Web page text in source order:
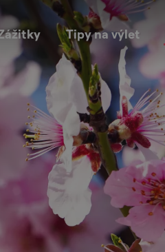
Tipy na výlet